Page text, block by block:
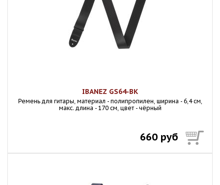
IBANEZ GS64-BK
Ремень для гитары, материал - полипропилен, ширина - 6,4 см,
макс. длина - 170 см, цвет - чёрный
660 руб